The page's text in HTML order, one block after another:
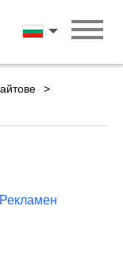
български
Рекламен